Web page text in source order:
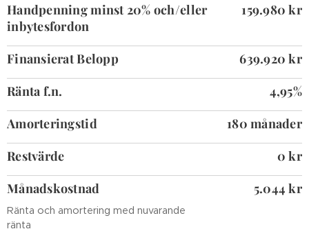
Handpenning minst 20% och/eller
inbytesfordon
159.980 kr
Finansierat Belopp
639.920 kr
Ränta f.n.
4,95%
Amorteringstid
180 månader
Restvärde
0 kr
Månadskostnad
Ränta och amortering med nuvarande
ränta
5.044 kr